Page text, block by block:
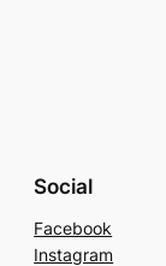
Social
Facebook
Instagram